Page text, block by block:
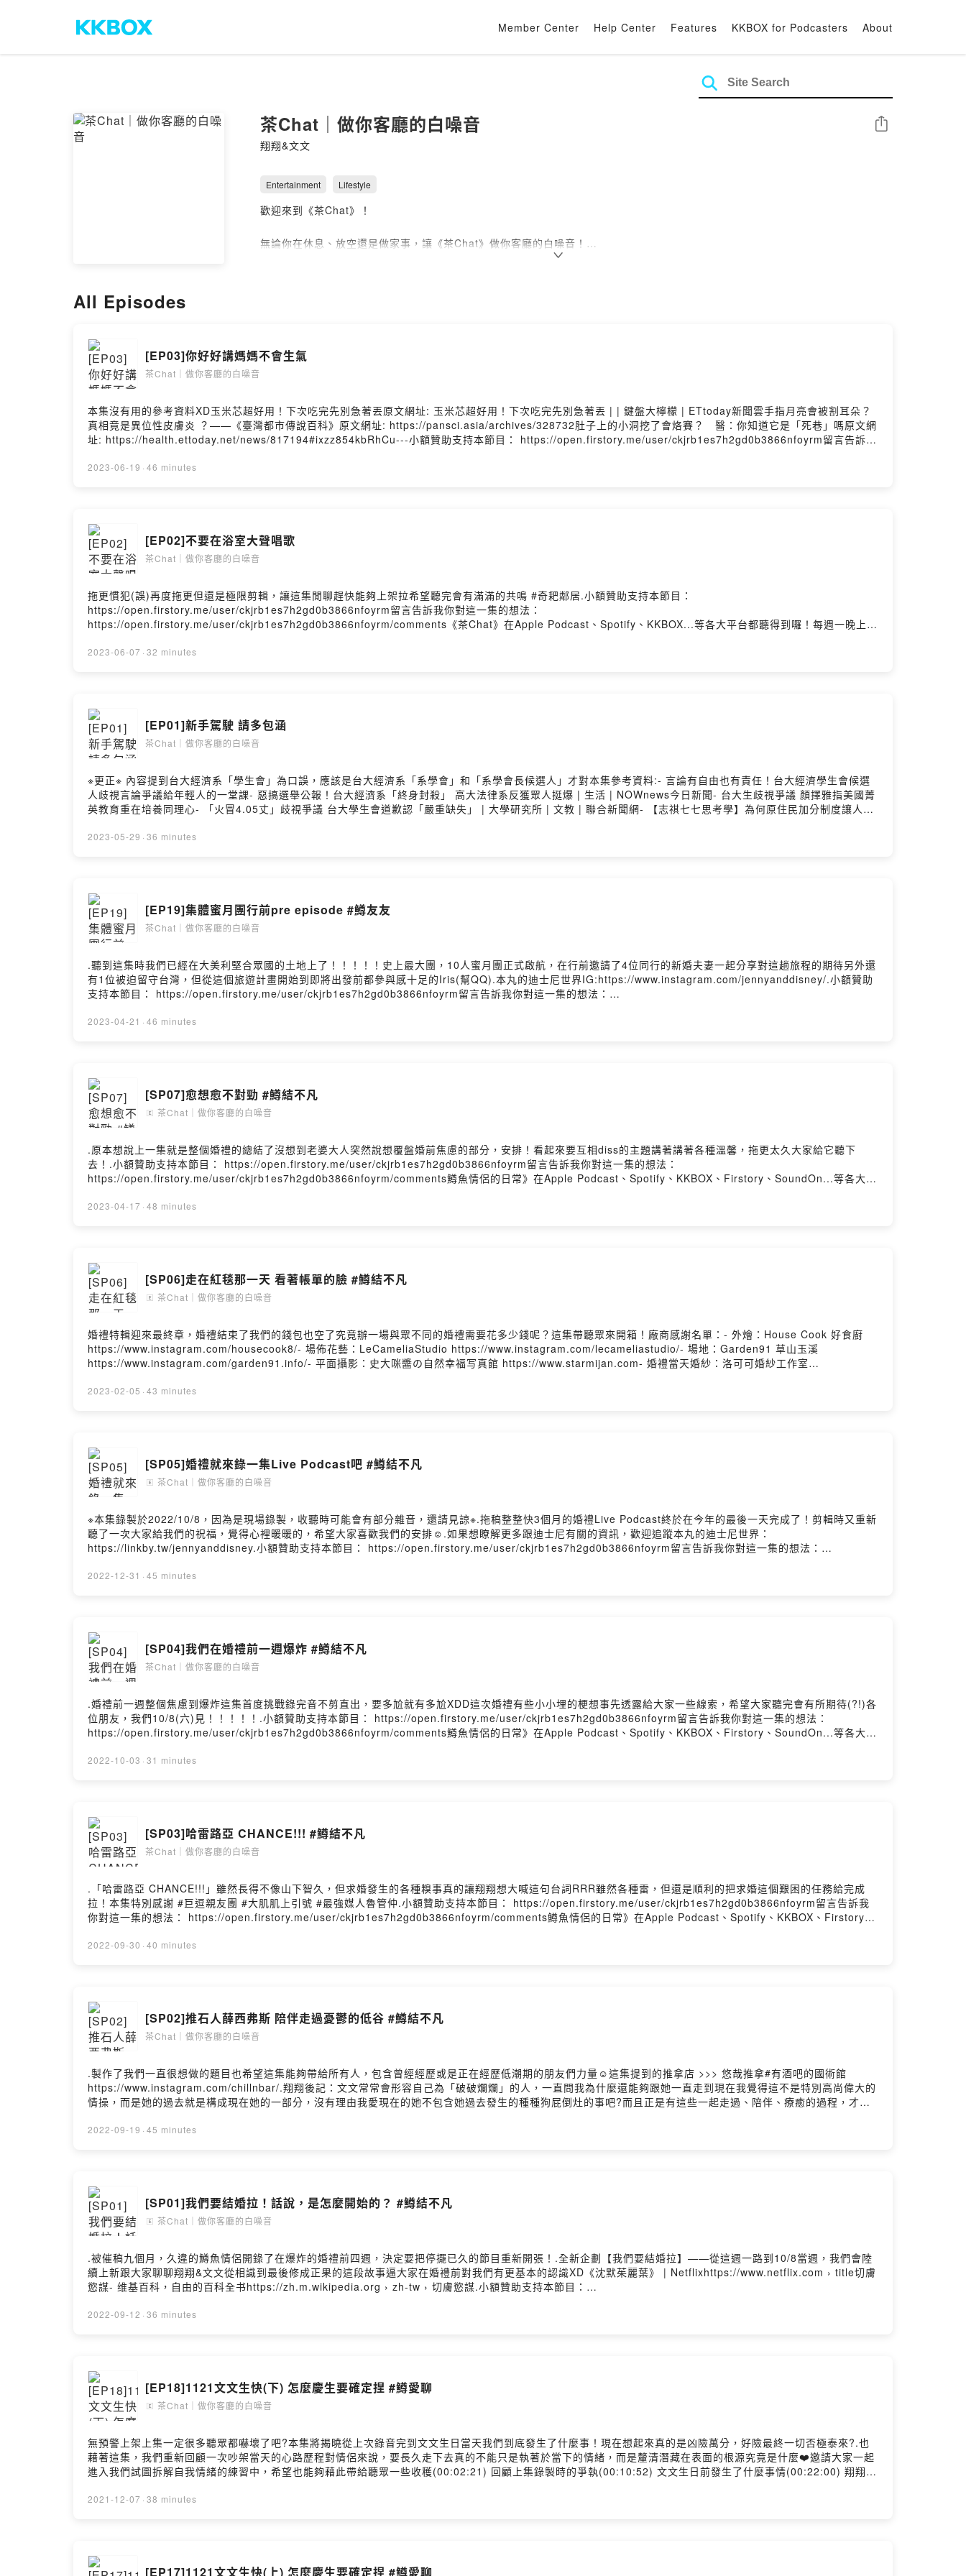
Member Center Help Center Features KKBOX for Podcasters About
茶Chat｜做你客廳的白噪音
翔翔&文文
Share
Entertainment Lifestyle
歡迎來到《茶Chat》！
無論你在休息、放空還是做家事，讓《茶Chat》做你客廳的白噪音！
不管是日常閒聊或是時事觀點，翔翔&文文將用聲音，悄悄填滿你的空間😌
開始前，沖一壺茶是我們的慣例
你會聽到真實的茶水聲、啜飲聲，偶爾還有貓咪亂入的叫聲
Powered by Firstory Hosting
All Episodes
[EP03]你好好講媽媽不會生氣
茶Chat｜做你客廳的白噪音
本集沒有用的參考資料XD玉米芯超好用！下次吃完先別急著丟原文網址: 玉米芯超好用！下次吃完先別急著丟 | | 鍵盤大檸檬 | ETtoday新聞雲手指月亮會被割耳朵？
真相竟是異位性皮膚炎 ？——《臺灣都市傳說百科》原文網址: https://pansci.asia/archives/328732肚子上的小洞挖了會烙賽？ 醫：你知道它是「死巷」嗎原文網
址: https://health.ettoday.net/news/817194#ixzz854kbRhCu---小額贊助支持本節目： https://open.firstory.me/user/ckjrb1es7h2gd0b3866nfoyrm留言告訴我
得到囉！每週一晚上7點，靠著沙發，打開《茶Chat》，讓我們陪你一起悠閒的喝茶聊天喜歡我們的內容，歡迎訂閱、留下五星好評，最重要的是分享給身邊的朋友
Library:Better Tomorrow –...Powered by Firstory Hosting
2023-06-19 · 46 minutes
[EP02]不要在浴室大聲唱歌
茶Chat｜做你客廳的白噪音
拖更慣犯(誤)再度拖更但還是極限剪輯，讓這集閒聊趕快能夠上架拉希望聽完會有滿滿的共鳴 #奇耙鄰居.小額贊助支持本節目：
https://open.firstory.me/user/ckjrb1es7h2gd0b3866nfoyrm留言告訴我你對這一集的想法：
https://open.firstory.me/user/ckjrb1es7h2gd0b3866nfoyrm/comments《茶Chat》在Apple Podcast、Spotify、KKBOX...等各大平台都聽得到囉！每週一晚上7
勵我們有動力持續創作更多元、豐富的內容喔^^◉ 追蹤《茶Chat》的Instagram：https://instagram.com/chatchat0902◉ 收聽其他集數：
2023-06-07 · 32 minutes
[EP01]新手駕駛 請多包涵
茶Chat｜做你客廳的白噪音
※更正※ 內容提到台大經濟系「學生會」為口誤，應該是台大經濟系「系學會」和「系學會長候選人」才對本集參考資料:- 言論有自由也有責任！台大經濟學生會候選
人歧視言論爭議給年輕人的一堂課- 惡搞選舉公報！台大經濟系「終身封殺」 高大法律系反獲眾人挺爆 | 生活 | NOWnews今日新聞- 台大生歧視爭議 顏擇雅指美國菁
英教育重在培養同理心- 「火冒4.05丈」歧視爭議 台大學生會道歉認「嚴重缺失」 | 大學研究所 | 文教 | 聯合新聞網- 【志祺七七思考學】為何原住民加分制度讓人覺
晚上7點，靠著沙發，打開《茶Chat》，讓我們陪你一起悠閒的喝茶聊天喜歡我們的內容，歡迎訂閱、留下五星好評，最重要的是分享給身邊的朋友們！小小的舉動就
Library:Better Tomorrow –...Powered by Firstory Hosting
2023-05-29 · 36 minutes
[EP19]集體蜜月團行前pre episode #鱒友友
茶Chat｜做你客廳的白噪音
.聽到這集時我們已經在大美利堅合眾國的土地上了！！！！！史上最大團，10人蜜月團正式啟航，在行前邀請了4位同行的新婚夫妻一起分享對這趟旅程的期待另外還
有1位被迫留守台灣，但從這個旅遊計畫開始到即將出發前都參與感十足的Iris(幫QQ).本丸的迪士尼世界IG:https://www.instagram.com/jennyanddisney/.小額贊助
支持本節目： https://open.firstory.me/user/ckjrb1es7h2gd0b3866nfoyrm留言告訴我你對這一集的想法：
台都聽得到囉！每週不定期更新最新集數，讓鱒魚情侶用輕鬆的話題，開啟你美好的一週時光！喜歡我們的內容，歡迎訂閱、並留下五星好評，分享給身邊的朋友們！
>>>https://open.firstory.me/join/troutlovers---片頭/片尾音樂- 歌名：玩家- 演唱： Julia Wu 吳卓源 , ChrisFlow 唐仲彣- 編曲： ChrisFlow 唐仲珳- 作曲：
ChrisFlow 唐仲珳, Julia Wu吳卓源, terrytyelee- 製作： ChrisFlow 唐仲彣- 發行： ChynaHouse- 授權： https://creativecommons.org/licenses/by-
nd/4.0/deed.zh_TW- 連結： https://kkbox.fm/Aa5P8s?utm_source=firstory&utm_medium=podcast&utm_campaign=audio_libraryPowered by Firstory
Hosting
2023-04-21 · 46 minutes
[SP07]愈想愈不對勁 #鱒結不凡
🄴 茶Chat｜做你客廳的白噪音
.原本想說上一集就是整個婚禮的總結了沒想到老婆大人突然說想覆盤婚前焦慮的部分，安排！看起來要互相diss的主題講著講著各種溫馨，拖更太久大家給它聽下
去！.小額贊助支持本節目： https://open.firstory.me/user/ckjrb1es7h2gd0b3866nfoyrm留言告訴我你對這一集的想法：
https://open.firstory.me/user/ckjrb1es7h2gd0b3866nfoyrm/comments鱒魚情侶的日常》在Apple Podcast、Spotify、KKBOX、Firstory、SoundOn...等各大平
小小的舉動就能夠鼓勵我們有動力持續創作更多元、豐富的內容喔^^想跟我們聊天的話，歡迎在Apple Podcast評論留言，或到我們的instagram小窩坐下泡茶聊聊天
ChrisFlow 唐仲珳, Julia Wu吳卓源, terrytyelee- 製作： ChrisFlow 唐仲彣- 發行： ChynaHouse- 授權： https://creativecommons.org/licenses/by-
nd/4.0/deed.zh_TW- 連結： https://kkbox.fm/Aa5P8s?utm_source=firstory&utm_medium=podcast&utm_campaign=audio_libraryPowered by Firstory
Hosting
2023-04-17 · 48 minutes
[SP06]走在紅毯那一天 看著帳單的臉 #鱒結不凡
🄴 茶Chat｜做你客廳的白噪音
婚禮特輯迎來最終章，婚禮結束了我們的錢包也空了究竟辦一場與眾不同的婚禮需要花多少錢呢？這集帶聽眾來開箱！廠商感謝名單：- 外燴：House Cook 好食廚
https://www.instagram.com/housecook8/- 場佈花藝：LeCameliaStudio https://www.instagram.com/lecameliastudio/- 場地：Garden91 草山玉溪
https://www.instagram.com/garden91.info/- 平面攝影：史大咪醬の自然幸福写真館 https://www.starmijan.com- 婚禮當天婚紗：洛可可婚紗工作室
(多肉水泥盆栽)：BunkerCityhttps://www.instagram.com/bunkercity67/- 新秘：造型師?Sanne makeup & hairstyles
台都聽得到囉！每週不定期更新最新集數，讓鱒魚情侶用輕鬆的話題，開啟你美好的一週時光！喜歡我們的內容，歡迎訂閱、並留下五星好評，分享給身邊的朋友們！
小小的舉動就能夠鼓勵我們有動力持續創作更多元、豐富的內容喔^^想跟我們聊天的話，歡迎在Apple Podcast評論留言，或到我們的instagram小窩坐下泡茶聊聊天
喔！◉ 點選連結收聽我們的最新集數>>>https://open.firstory.me/user/troutlovers/platforms◉ 訂閱我們的IG，解鎖更多有趣的日常
>>>https://instagram.com/troutlover87◉ 歡迎廠商來信合作>>>troutlovers87@gmail.com◉ 方糖爸爸/地方媽媽 50摳贊助連結
ChrisFlow 唐仲珳, Julia Wu吳卓源, terrytyelee- 製作： ChrisFlow 唐仲彣- 發行： ChynaHouse- 授權： https://creativecommons.org/licenses/by-
nd/4.0/deed.zh_TW- 連結： https://kkbox.fm/Aa5P8s?utm_source=firstory&utm_medium=podcast&utm_campaign=audio_libraryPowered by Firstory
Hosting
2023-02-05 · 43 minutes
[SP05]婚禮就來錄一集Live Podcast吧 #鱒結不凡
🄴 茶Chat｜做你客廳的白噪音
※本集錄製於2022/10/8，因為是現場錄製，收聽時可能會有部分雜音，還請見諒※.拖稿整整快3個月的婚禮Live Podcast終於在今年的最後一天完成了！剪輯時又重新
聽了一次大家給我們的祝福，覺得心裡暖暖的，希望大家喜歡我們的安排☺️.如果想瞭解更多跟迪士尼有關的資訊，歡迎追蹤本丸的迪士尼世界：
https://linkby.tw/jennyanddisney.小額贊助支持本節目： https://open.firstory.me/user/ckjrb1es7h2gd0b3866nfoyrm留言告訴我你對這一集的想法：
言告訴我你對這一集的想法： https://open.firstory.me/user/ckjrb1es7h2gd0b3866nfoyrm/comments鱒魚情侶的日常》在Apple Podcast、Spotify、KKBOX、
常>>>https://instagram.com/troutlover87◉ 歡迎廠商來信合作>>>troutlovers87@gmail.com◉ 方糖爸爸/地方媽媽 50摳贊助連結
>>>https://open.firstory.me/join/troutlovers---片頭/片尾音樂- 歌名：玩家- 演唱： Julia Wu 吳卓源 , ChrisFlow 唐仲彣- 編曲： ChrisFlow 唐仲珳- 作曲：
ChrisFlow 唐仲珳, Julia Wu吳卓源, terrytyelee- 製作： ChrisFlow 唐仲彣- 發行： ChynaHouse- 授權： https://creativecommons.org/licenses/by-
nd/4.0/deed.zh_TW- 連結： https://kkbox.fm/Aa5P8s?utm_source=firstory&utm_medium=podcast&utm_campaign=audio_libraryPowered by Firstory
2022-12-31 · 45 minutes
[SP04]我們在婚禮前一週爆炸 #鱒結不凡
茶Chat｜做你客廳的白噪音
.婚禮前一週整個焦慮到爆炸這集首度挑戰錄完音不剪直出，要多尬就有多尬XDD這次婚禮有些小小埋的梗想事先透露給大家一些線索，希望大家聽完會有所期待(?!)各
位朋友，我們10/8(六)見！！！！！.小額贊助支持本節目： https://open.firstory.me/user/ckjrb1es7h2gd0b3866nfoyrm留言告訴我你對這一集的想法：
https://open.firstory.me/user/ckjrb1es7h2gd0b3866nfoyrm/comments鱒魚情侶的日常》在Apple Podcast、Spotify、KKBOX、Firstory、SoundOn...等各大平
小小的舉動就能夠鼓勵我們有動力持續創作更多元、豐富的內容喔^^想跟我們聊天的話，歡迎在Apple Podcast評論留言，或到我們的instagram小窩坐下泡茶聊聊天
ChrisFlow 唐仲珳, Julia Wu吳卓源, terrytyelee- 製作： ChrisFlow 唐仲彣- 發行： ChynaHouse- 授權： https://creativecommons.org/licenses/by-
nd/4.0/deed.zh_TW- 連結： https://kkbox.fm/Aa5P8s?utm_source=firstory&utm_medium=podcast&utm_campaign=audio_libraryPowered by Firstory
Hosting
2022-10-03 · 31 minutes
[SP03]哈雷路亞 CHANCE!!! #鱒結不凡
茶Chat｜做你客廳的白噪音
.「哈雷路亞 CHANCE!!!」雖然長得不像山下智久，但求婚發生的各種糗事真的讓翔翔想大喊這句台詞RRR雖然各種雷，但還是順利的把求婚這個艱困的任務給完成
拉！本集特別感謝 #巨逗親友團 #大肌肌上引號 #最強媒人魯管仲.小額贊助支持本節目： https://open.firstory.me/user/ckjrb1es7h2gd0b3866nfoyrm留言告訴我
你對這一集的想法： https://open.firstory.me/user/ckjrb1es7h2gd0b3866nfoyrm/comments鱒魚情侶的日常》在Apple Podcast、Spotify、KKBOX、Firstory、
分享給身邊的朋友們！小小的舉動就能夠鼓勵我們有動力持續創作更多元、豐富的內容喔^^想跟我們聊天的話，歡迎在Apple Podcast評論留言，或到我們的
ChrisFlow 唐仲珳, Julia Wu吳卓源, terrytyelee- 製作： ChrisFlow 唐仲彣- 發行： ChynaHouse- 授權： https://creativecommons.org/licenses/by-
nd/4.0/deed.zh_TW- 連結： https://kkbox.fm/Aa5P8s?utm_source=firstory&utm_medium=podcast&utm_campaign=audio_libraryPowered by Firstory
Hosting
2022-09-30 · 40 minutes
[SP02]推石人薛西弗斯 陪伴走過憂鬱的低谷 #鱒結不凡
茶Chat｜做你客廳的白噪音
.製作了我們一直很想做的題目也希望這集能夠帶給所有人，包含曾經經歷或是正在經歷低潮期的朋友們力量☺️這集提到的推拿店 >>> 悠哉推拿#有酒吧的國術館
https://www.instagram.com/chillnbar/.翔翔後記：文文常常會形容自己為「破破爛爛」的人，一直問我為什麼還能夠跟她一直走到現在我覺得這不是特別高尚偉大的
情操，而是她的過去就是構成現在她的一部分，沒有理由我愛現在的她不包含她過去發生的種種狗屁倒灶的事吧?而且正是有這些一起走過、陪伴、療癒的過程，才造
了，對方就是要陪自己走一輩子的人喔?.小額贊助支持本節目： https://open.firstory.me/user/ckjrb1es7h2gd0b3866nfoyrm留言告訴我你對這一集的想法：
喔！◉ 點選連結收聽我們的最新集數>>>https://open.firstory.me/user/troutlovers/platforms◉ 訂閱我們的IG，解鎖更多有趣的日常
>>>https://instagram.com/troutlover87◉ 歡迎廠商來信合作>>>troutlovers87@gmail.com◉ 方糖爸爸/地方媽媽 50摳贊助連結
>>>https://open.firstory.me/join/troutlovers---片頭/片尾音樂- 歌名：玩家- 演唱： Julia Wu 吳卓源 , ChrisFlow 唐仲彣- 編曲： ChrisFlow 唐仲珳- 作曲：
ChrisFlow 唐仲珳, Julia Wu吳卓源, terrytyelee- 製作： ChrisFlow 唐仲彣- 發行： ChynaHouse- 授權： https://creativecommons.org/licenses/by-
Hosting
2022-09-19 · 45 minutes
[SP01]我們要結婚拉！話說，是怎麼開始的？ #鱒結不凡
🄴 茶Chat｜做你客廳的白噪音
.被催稿九個月，久違的鱒魚情侶開錄了在爆炸的婚禮前四週，決定要把停擺已久的節目重新開張！.全新企劃【我們要結婚拉】——從這週一路到10/8當週，我們會陸
續上新跟大家聊聊翔翔&文文從相識到最後修成正果的這段故事逼大家在婚禮前對我們有更基本的認識XD《沈默茱麗葉》 | Netflixhttps://www.netflix.com › title切膚
慾謀- 维基百科，自由的百科全书https://zh.m.wikipedia.org › zh-tw › 切膚慾謀.小額贊助支持本節目：
https://open.firstory.me/user/ckjrb1es7h2gd0b3866nfoyrm/comments鱒魚情侶的日常》在Apple Podcast、Spotify、KKBOX、Firstory、SoundOn...等各大平
>>>https://instagram.com/troutlover87◉ 歡迎廠商來信合作>>>troutlovers87@gmail.com◉ 方糖爸爸/地方媽媽 50摳贊助連結
>>>https://open.firstory.me/join/troutlovers---片頭/片尾音樂- 歌名：玩家- 演唱： Julia Wu 吳卓源 , ChrisFlow 唐仲彣- 編曲： ChrisFlow 唐仲珳- 作曲：
ChrisFlow 唐仲珳, Julia Wu吳卓源, terrytyelee- 製作： ChrisFlow 唐仲彣- 發行： ChynaHouse- 授權： https://creativecommons.org/licenses/by-
nd/4.0/deed.zh_TW- 連結： https://kkbox.fm/Aa5P8s?utm_source=firstory&utm_medium=podcast&utm_campaign=audio_libraryPowered by Firstory
2022-09-12 · 36 minutes
[EP18]1121文文生快(下) 怎麼慶生要確定捏 #鱒愛聊
🄴 茶Chat｜做你客廳的白噪音
無預警上架上集一定很多聽眾都嚇壞了吧?本集將揭曉從上次錄音完到文文生日當天我們到底發生了什麼事！現在想起來真的是凶險萬分，好險最終一切否極泰來?.也
藉著這集，我們重新回顧一次吵架當天的心路歷程對情侶來說，要長久走下去真的不能只是執著於當下的情緒，而是釐清潛藏在表面的根源究竟是什麼❤️邀請大家一起
進入我們試圖拆解自我情緒的練習中，希望也能夠藉此帶給聽眾一些收穫(00:02:21) 回顧上集錄製時的爭執(00:10:52) 文文生日前發生了什麼事情(00:22:00) 翔翔的
https://luckytoad.xyz- 黑潮市集花甲蟹鍋》海瓜子&螃蟹熬湯頭 強烈味覺衝擊：https://www.facebook.com/kuroshiomarket/- 八腳老大粥火鍋》獨家螃蟹鍋粥 濃
閱、並留下五星好評，分享給身邊的朋友們！小小的舉動就能夠鼓勵我們有動力持續創作更多元、豐富的內容喔^^想跟我們聊天的話，歡迎在Apple Podcast評論留
言，或到我們的instagram小窩坐下泡茶聊聊天喔！◉ 點選連結收聽我們的最新集數>>>https://open.firstory.me/user/troutlovers/platforms◉ 訂閱我們的IG，解
2021-12-07 · 38 minutes
[EP17]1121文文生快(上) 怎麼慶生要確定捏 #鱒愛聊